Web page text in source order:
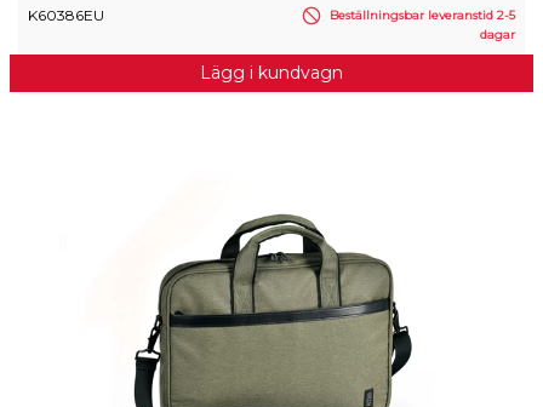
K60386EU
Beställningsbar leveranstid 2-5
dagar
Lägg i kundvagn